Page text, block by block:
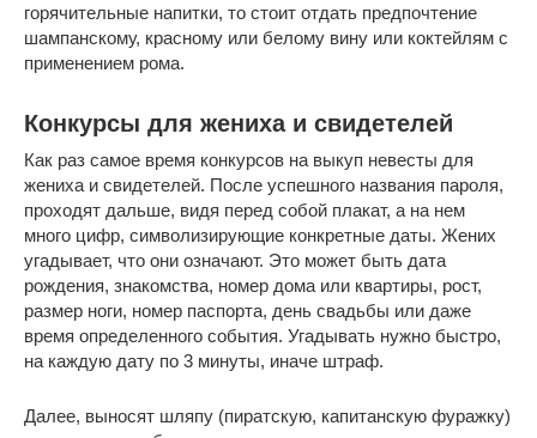
горячительные напитки, то стоит отдать предпочтение
шампанскому, красному или белому вину или коктейлям с
применением рома.
Конкурсы для жениха и свидетелей
Как раз самое время конкурсов на выкуп невесты для
жениха и свидетелей. После успешного названия пароля,
проходят дальше, видя перед собой плакат, а на нем
много цифр, символизирующие конкретные даты. Жених
угадывает, что они означают. Это может быть дата
рождения, знакомства, номер дома или квартиры, рост,
размер ноги, номер паспорта, день свадьбы или даже
время определенного события. Угадывать нужно быстро,
на каждую дату по 3 минуты, иначе штраф.
Далее, выносят шляпу (пиратскую, капитанскую фуражку)